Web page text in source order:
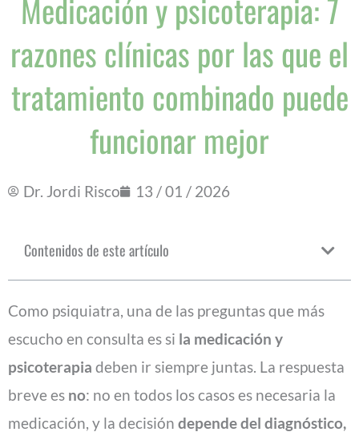
Medicación y psicoterapia: 7
razones clínicas por las que el
tratamiento combinado puede
funcionar mejor
Dr. Jordi Risco 13 / 01 / 2026
Contenidos de este artículo
Como psiquiatra, una de las preguntas que más
escucho en consulta es si la medicación y
psicoterapia deben ir siempre juntas. La respuesta
breve es no: no en todos los casos es necesaria la
medicación, y la decisión depende del diagnóstico,